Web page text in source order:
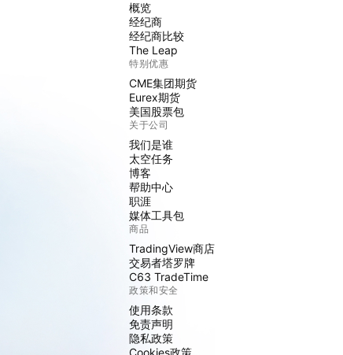
概览
经纪商
经纪商比较
The Leap
特别优惠
CME集团期货
Eurex期货
美国股票包
关于公司
我们是谁
太空任务
博客
帮助中心
职涯
媒体工具包
商品
TradingView商店
交易者塔罗牌
C63 TradeTime
政策和安全
使用条款
免责声明
隐私政策
Cookies政策